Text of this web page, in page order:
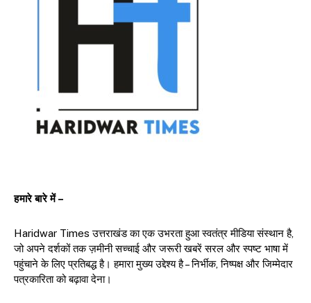
हमारे बारे में –
Haridwar Times उत्तराखंड का एक उभरता हुआ स्वतंत्र मीडिया संस्थान है,
जो अपने दर्शकों तक ज़मीनी सच्चाई और जरूरी खबरें सरल और स्पष्ट भाषा में
पहुंचाने के लिए प्रतिबद्ध है। हमारा मुख्य उद्देश्य है – निर्भीक, निष्पक्ष और जिम्मेदार
पत्रकारिता को बढ़ावा देना।